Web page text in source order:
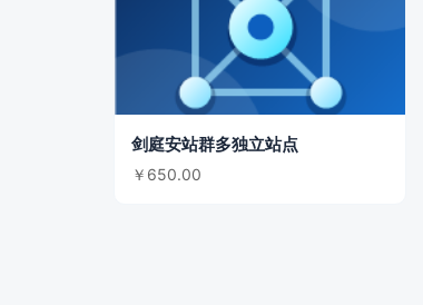
剑庭安站群多独立站点
￥650.00